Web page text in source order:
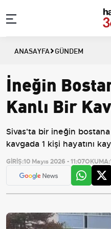
ANASAYFA GÜNDEM
İneğin
Kanlı Bir
Sivas'ta bir ineğin
kavgada 1 kişi hayatını
GİRİŞ:10 Mayıs 2026 - 11:07OKUMA: